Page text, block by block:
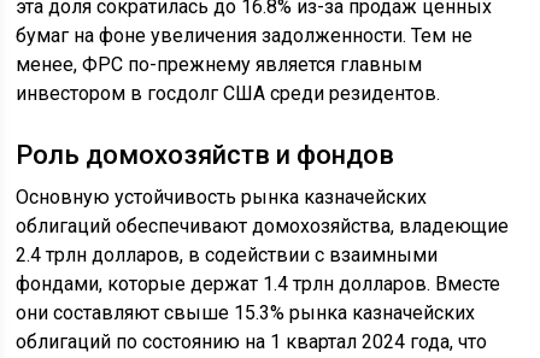
эта доля сократилась до 16.8% из-за продаж ценных
бумаг на фоне увеличения задолженности. Тем не
менее, ФРС по-прежнему является главным
инвестором в госдолг США среди резидентов.
Роль домохозяйств и фондов
Основную устойчивость рынка казначейских
облигаций обеспечивают домохозяйства, владеющие
2.4 трлн долларов, в содействии с взаимными
фондами, которые держат 1.4 трлн долларов. Вместе
они составляют свыше 15.3% рынка казначейских
облигаций по состоянию на 1 квартал 2024 года, что